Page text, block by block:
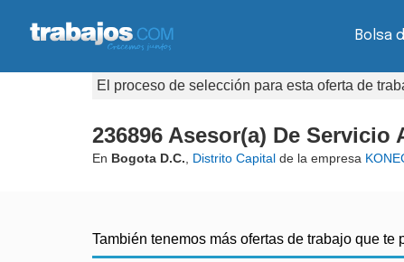
Bolsa
El proceso de selección para esta oferta de
236896 Asesor(a) De
En Bogota D.C. Distrito Capital de la empresa
También tenemos más ofertas de trabajo que te